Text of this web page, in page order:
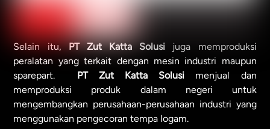
Selain itu,PT Zut Katta Solusi juga memproduksi
peralatan yang terkait dengan mesin industri maupun
sparepart. PT Zut Katta Solusi menjual dan
memproduksi produk dalam negeri untuk
mengembangkan perusahaan-perusahaan industri yang
menggunakan pengecoran tempa logam.